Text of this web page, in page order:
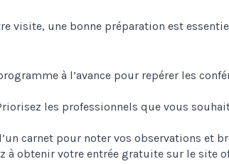
visite, une bonne préparation est
à l’avance pour repérer les
les professionnels que vous
carnet pour noter vos observations et
à obtenir votre entrée gratuite sur le site